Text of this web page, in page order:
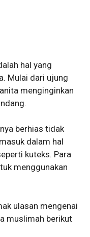
hal yang
Mulai dari ujung
menginginkan
berhias tidak
dalam hal
kuteks. Para
menggunakan
ulasan mengenai
muslimah berikut